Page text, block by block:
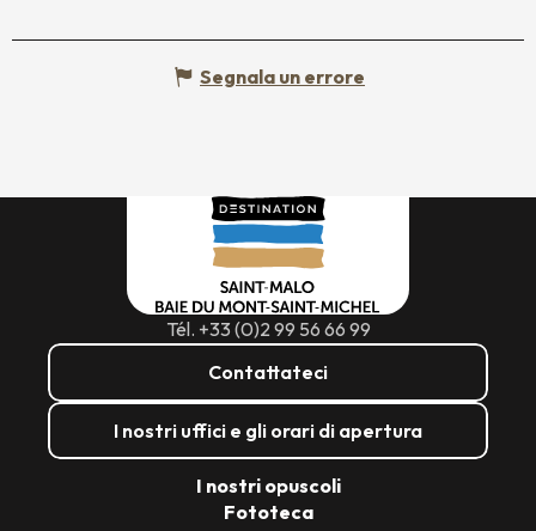
Segnala un errore
Tél. +33 (0)2 99 56 66 99
Contattateci
I nostri uffici e gli orari di apertura
I nostri opuscoli
Fototeca